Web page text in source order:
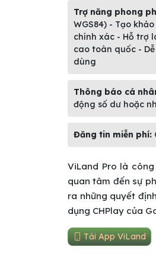
Trợ năng phong
WGS84) - Tạo
chính xác - Hỗ trợ
cao toàn quốc -
dùng
Thông báo cá
động số dư hoặc
Đăng tin miễn phí:
ViLand Pro là
quan tâm đến sự
ra những quyết
dụng CHPlay của
Tải App ViLand